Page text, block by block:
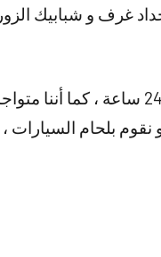
غرف و شبابيك
و هناك أيضا العديد من الأعمال التي يقوم بها حداد الزور ، خدماتنا منوفرة على
بلحام السيارات